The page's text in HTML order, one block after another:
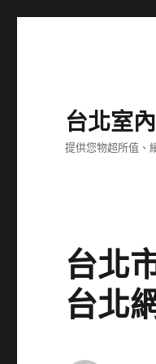
台北室
提供您物超所值、
台北
台北